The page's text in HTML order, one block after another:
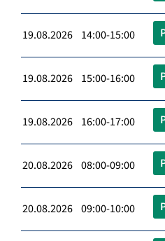
19.08.2026 14:00-15:00
19.08.2026 15:00-16:00
19.08.2026 16:00-17:00
20.08.2026 08:00-09:00
20.08.2026 09:00-10:00